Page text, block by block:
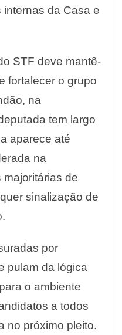
da Casa e
STF deve mantê-
fortalecer o grupo
na
tem largo
aparece até
na
de
sinalização de
por
pulam da lógica
o ambiente
a todos
no próximo pleito.